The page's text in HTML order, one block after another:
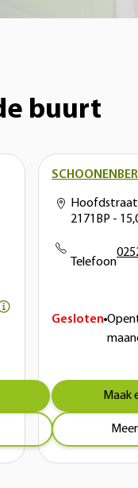
buurt
Hoofdstraat
2171BP -
Telefoon
Gesloten
Maak